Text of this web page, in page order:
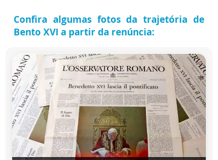
Confira algumas fotos da trajetória de
Bento XVI a partir da renúncia: